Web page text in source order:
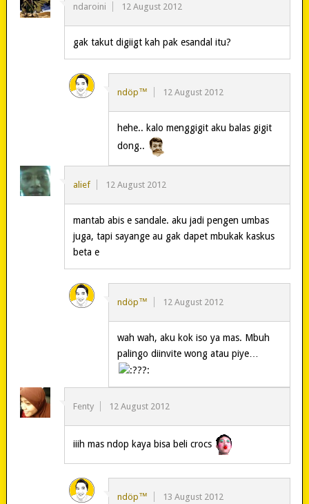
ndaroini 12 August 2012
gak takut digiigt kah pak esandal itu?
ndöp™ 12 August 2012
hehe.. kalo menggigit aku balas gigit
dong..
alief 12 August 2012
mantab abis e sandale. aku jadi pengen umbas
juga, tapi sayange au gak dapet mbukak kaskus
beta e
ndöp™ 12 August 2012
wah wah, aku kok iso ya mas. Mbuh
palingo diinvite wong atau piye…
Fenty 12 August 2012
iiih mas ndop kaya bisa beli crocs
ndöp™ 13 August 2012